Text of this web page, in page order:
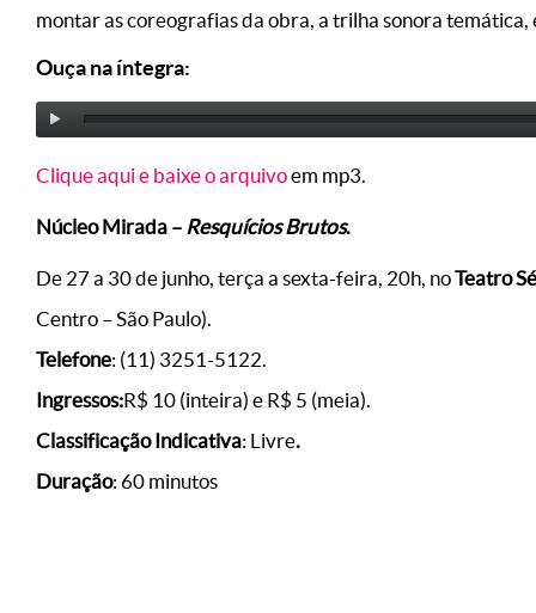
montar as coreografias da obra, a trilha sonora
Ouça na íntegra:
Clique aqui e baixe o arquivoem mp3.
Núcleo Mirada – Resquícios Brutos.
De 27 a 30 de junho, terça a sexta-feira, 20h, noTeatro
Centro – São Paulo).
Telefone: (11) 3251-5122.
Ingressos:R$ 10 (inteira) e R$ 5 (meia).
Classificação Indicativa: Livre.
Duração: 60 minutos